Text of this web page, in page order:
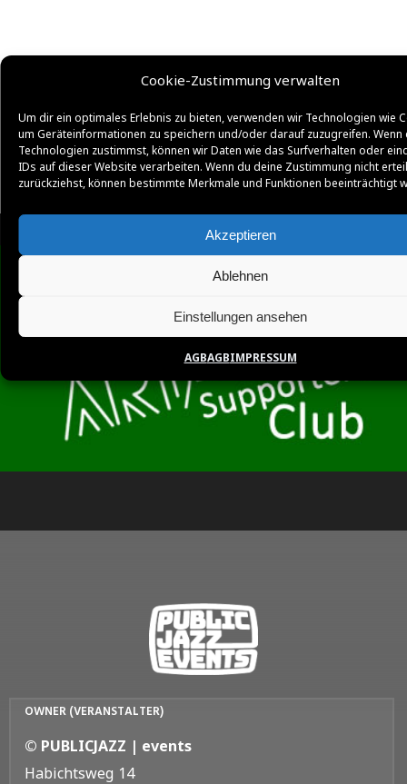
Cookie-Zustimmung verwalten
Um dir ein optimales Erlebnis zu bieten, verwenden wir Technologien wie
um Geräteinformationen zu speichern und/oder darauf zuzugreifen. Wenn
Technologien zustimmst, können wir Daten wie das Surfverhalten oder
IDs auf dieser Website verarbeiten. Wenn du deine Zustimmung nicht
zurückziehst, können bestimmte Merkmale und Funktionen beeinträchtigt
Akzeptieren
Ablehnen
Einstellungen ansehen
AGBAGBIMPRESSUM
OWNER (VERANSTALTER)
© PUBLICJAZZ | events
Habichtsweg 14